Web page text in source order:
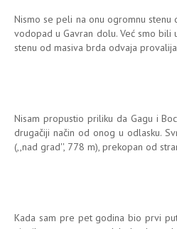
Nismo se peli na onu ogromnu
vodopad u Gavran dolu. Već smo bili
stenu od masiva brda odvaja
Nisam propustio priliku da Gagu i
drugačiji način od onog u odlasku.
(,,nad grad'', 778 m), prekopan od
Kada sam pre pet godina bio prvi